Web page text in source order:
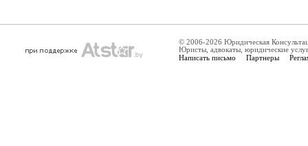
© 2006-2026 Юридическая
Юристы, адвокаты, юридические
Написать письмо Партнеры